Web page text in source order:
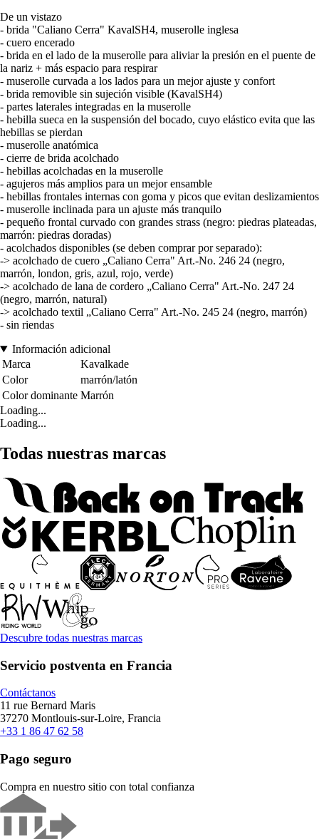
De un vistazo
- brida "Caliano Cerra" KavalSH4, muserolle inglesa
- cuero encerado
- brida en el lado de la muserolle para aliviar la presión en el puente de
la nariz + más espacio para respirar
- muserolle curvada a los lados para un mejor ajuste y confort
- brida removible sin sujeción visible (KavalSH4)
- partes laterales integradas en la muserolle
- hebilla sueca en la suspensión del bocado, cuyo elástico evita que las
hebillas se pierdan
- muserolle anatómica
- cierre de brida acolchado
- hebillas acolchadas en la muserolle
- agujeros más amplios para un mejor ensamble
- hebillas frontales internas con goma y picos que evitan deslizamientos
- muserolle inclinada para un ajuste más tranquilo
- pequeño frontal curvado con grandes strass (negro: piedras plateadas,
marrón: piedras doradas)
- acolchados disponibles (se deben comprar por separado):
-> acolchado de cuero „Caliano Cerra" Art.-No. 246 24 (negro,
marrón, london, gris, azul, rojo, verde)
-> acolchado de lana de cordero „Caliano Cerra" Art.-No. 247 24
(negro, marrón, natural)
-> acolchado textil „Caliano Cerra" Art.-No. 245 24 (negro, marrón)
- sin riendas
Información adicional
Marca
Kavalkade
Color
marrón/latón
Color dominante Marrón
Loading...
Loading...
Todas nuestras marcas
Descubre todas nuestras marcas
Servicio postventa en Francia
Contáctanos
11 rue Bernard Maris
37270 Montlouis-sur-Loire, Francia
+33 1 86 47 62 58
Pago seguro
Compra en nuestro sitio con total confianza